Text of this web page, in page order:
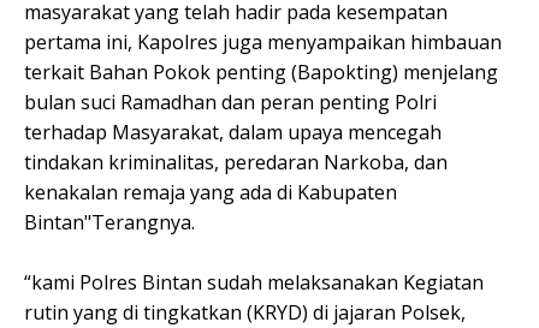
masyarakat yang telah hadir pada kesempatan
pertama ini, Kapolres juga menyampaikan himbauan
terkait Bahan Pokok penting (Bapokting) menjelang
bulan suci Ramadhan dan peran penting Polri
terhadap Masyarakat, dalam upaya mencegah
tindakan kriminalitas, peredaran Narkoba, dan
kenakalan remaja yang ada di Kabupaten
Bintan"Terangnya.
“kami Polres Bintan sudah melaksanakan Kegiatan
rutin yang di tingkatkan (KRYD) di jajaran Polsek,